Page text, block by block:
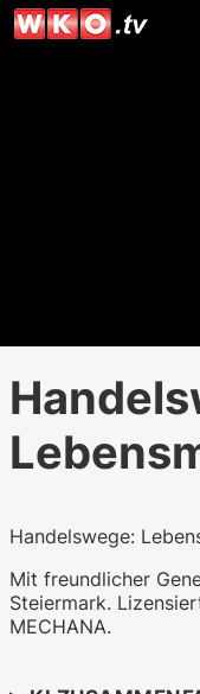
Handelswege:
Mit freundlicher
Steiermark.
MECHANA.
WKO.tv
26b-